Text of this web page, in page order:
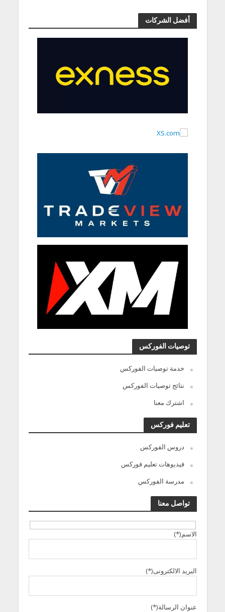
أفضل الشركات
توصيات الفوركس
خدمة توصيات الفوركس
نتائج توصيات الفوركس
اشترك معنا
تعليم فوركس
دروس الفوركس
فيديوهات تعليم فوركس
مدرسة الفوركس
تواصل معنا
الاسم(*)
البريد الالكترونى(*)
عنوان الرسالة(*)